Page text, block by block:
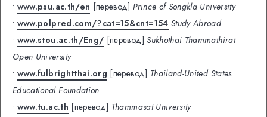
• www.psu.ac.th/en [перевод] Prince of Songkla University
• www.polpred.com/?cat=15&cnt=154 Study Abroad
• www.stou.ac.th/Eng/ [перевод] Sukhothai Thammathirat
Open University
• www.fulbrightthai.org [перевод] Thailand-United States
Educational Foundation
• www.tu.ac.th [перевод] Thammasat University